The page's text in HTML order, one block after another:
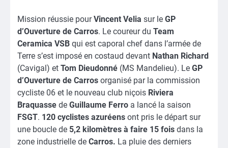
Mission réussie pourVincent Velia sur le GP
d’Ouverture de Carros. Le coureur du Team
Ceramica VSB qui est caporal chef dans l’armée de
Terre s’est imposé en costaud devant Nathan Richard
(Cavigal) et Tom Dieudonné (MS Mandelieu). Le GP
d’Ouverture de Carros organisé par la commission
cycliste 06 et le nouveau club niçois Riviera
Braquasse de Guillaume Ferro a lancé la saison
FSGT. 120 cyclistes azuréens ont pris le départ sur
une boucle de 5,2 kilomètres à faire 15 fois dans la
zone industrielle de Carros. La pluie des derniers